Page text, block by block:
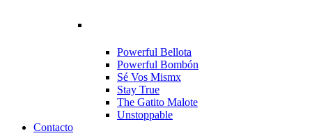
Powerful Bellota
Powerful Bombón
Sé Vos Mismx
Stay True
The Gatito Malote
Unstoppable
Contacto